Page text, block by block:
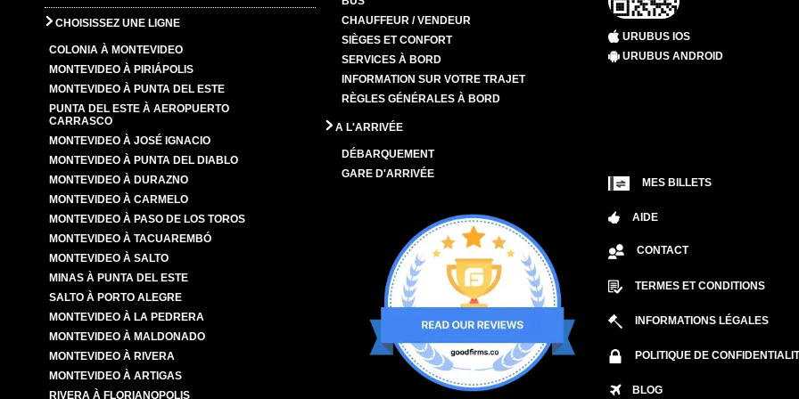
CHOISISSEZ UNE LIGNE
COLONIA À MONTEVIDEO
MONTEVIDEO À PIRIÁPOLIS
MONTEVIDEO À PUNTA DEL ESTE
PUNTA DEL ESTE À AEROPUERTO
CARRASCO
MONTEVIDEO À JOSÉ IGNACIO
MONTEVIDEO À PUNTA DEL DIABLO
MONTEVIDEO À DURAZNO
MONTEVIDEO À CARMELO
MONTEVIDEO À PASO DE LOS TOROS
MONTEVIDEO À TACUAREMBÓ
MONTEVIDEO À SALTO
MINAS À PUNTA DEL ESTE
SALTO À PORTO ALEGRE
MONTEVIDEO À LA PEDRERA
MONTEVIDEO À MALDONADO
MONTEVIDEO À RIVERA
MONTEVIDEO À ARTIGAS
RIVERA À FLORIANOPOLIS
CHAUFFEUR / VENDEUR
SIÈGES ET CONFORT
SERVICES À BORD
INFORMATION SUR VOTRE TRAJET
RÈGLES GÉNÉRALES À BORD
A L'ARRIVÉE
DÉBARQUEMENT
GARE D'ARRIVÉE
URUBUS IOS
URUBUS ANDROID
MES BILLETS
AIDE
CONTACT
TERMES ET CONDITIONS
INFORMATIONS LÉGALES
POLITIQUE DE
BLOG